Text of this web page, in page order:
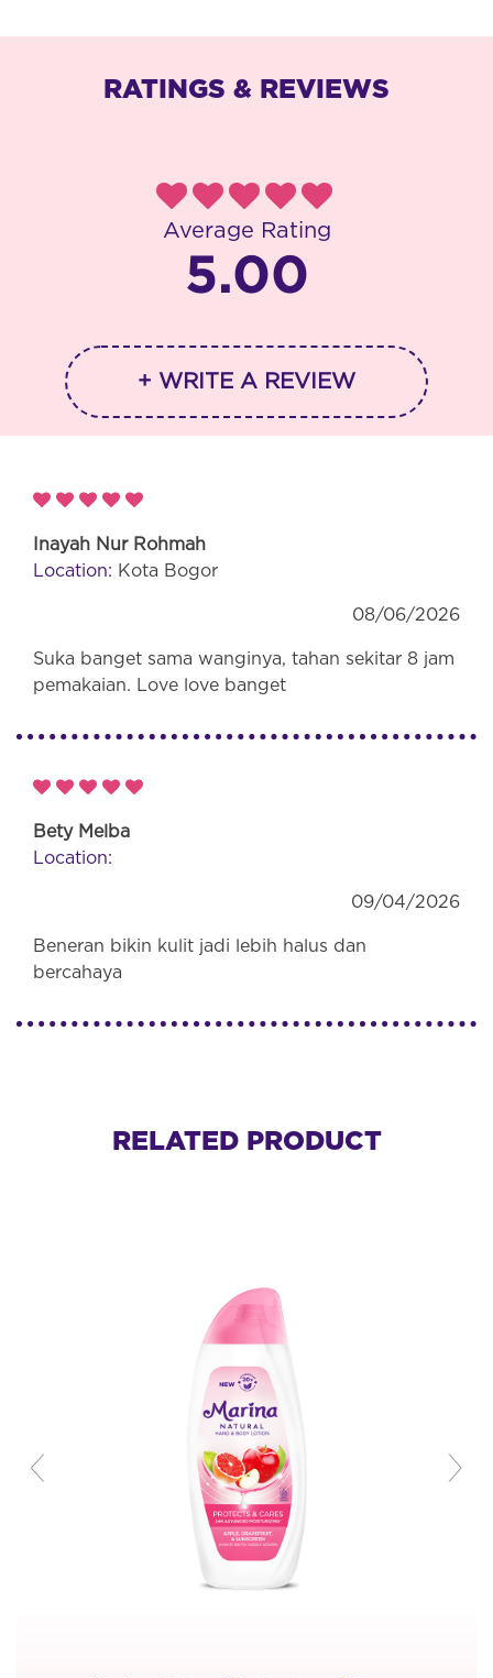
RATINGS & REVIEWS
Average Rating
5.00
+ WRITE A REVIEW
Inayah Nur Rohmah
Location: Kota Bogor
08/06/2026
Suka banget sama wanginya, tahan sekitar 8 jam
pemakaian. Love love banget
Bety Melba
Location:
09/04/2026
Beneran bikin kulit jadi lebih halus dan
bercahaya
RELATED PRODUCT